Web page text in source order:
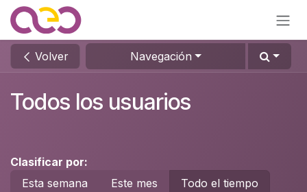
Ir al contenido
Volver Navegación
Todos los usuarios
Clasificar por:
Esta semana
Este mes Todo el tiempo